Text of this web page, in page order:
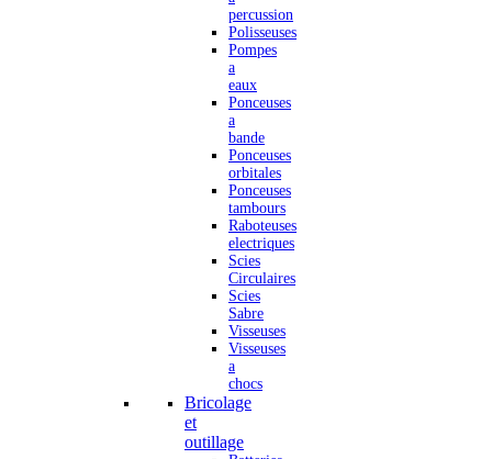
percussion
Polisseuses
Pompes
a
eaux
Ponceuses
a
bande
Ponceuses
orbitales
Ponceuses
tambours
Raboteuses
electriques
Scies
Circulaires
Scies
Sabre
Visseuses
Visseuses
a
chocs
Bricolage
et
outillage